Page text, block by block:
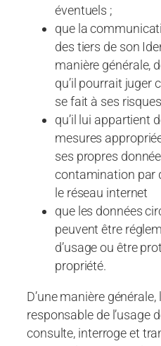
éventuels ;
que la
des tiers de son
manière générale,
qu’il pourrait juger
se fait à ses
qu’il lui appartient
mesures
ses propres
contamination par
le réseau internet
que les données
peuvent être
d’usage ou être
propriété.
D’une manière générale,
responsable de l’usage
consulte, interroge et